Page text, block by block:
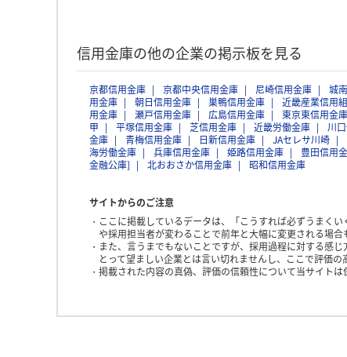
信用金庫の他の企業の掲示板を見る
京都信用金庫 京都中央信用金庫 尼崎信用金庫 城
用金庫
朝日信用金庫 巣鴨信用金庫 近畿産業信用
用金庫
瀬戸信用金庫 広島信用金庫 東京東信用金庫
甲
平塚信用金庫 芝信用金庫 近畿労働金庫 川
金庫
青梅信用金庫 日新信用金庫 JAセレサ川崎
海労働金庫
兵庫信用金庫 姫路信用金庫 豊田信用
金融公庫]
北おおさか信用金庫 昭和信用金庫
サイトからのご注意
ここに掲載しているデータは、「こうすれば必ずうまく
や採用担当者が変わることで前年と大幅に変更される場合
また、言うまでもないことですが、採用過程に対する感
とって望ましい企業とは言い切れませんし、ここで評価
掲載された内容の真偽、評価の信頼性について当サイト